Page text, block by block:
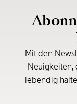
Mit den
Neuigkeiten,
lebendig